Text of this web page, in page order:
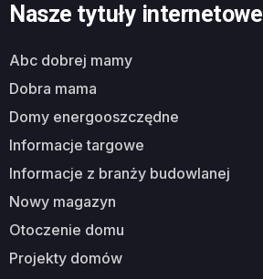
Nasze tytuły internetowe
abc dobrej mamy
dobra mama
domy energooszczędne
informacje targowe
informacje z branży budowlanej
nowy magazyn
otoczenie domu
projekty domów